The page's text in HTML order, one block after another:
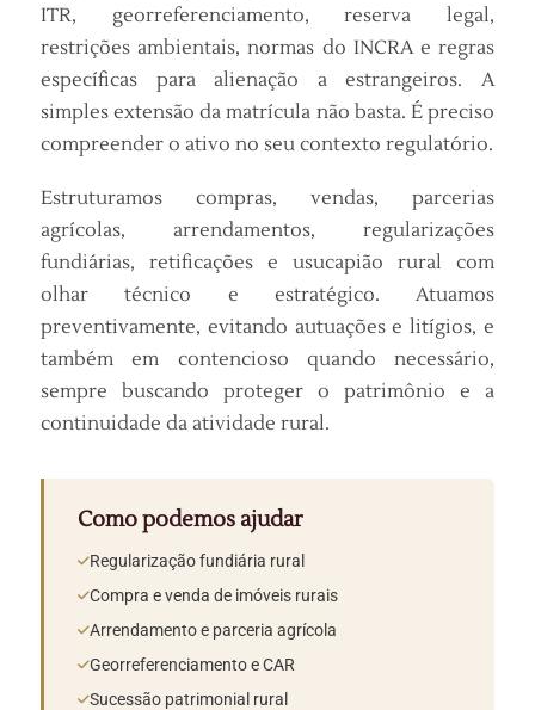
ITR, georreferenciamento, reserva legal,
restrições ambientais, normas do INCRA e regras
específicas para alienação a estrangeiros. A
simples extensão da matrícula não basta. É preciso
compreender o ativo no seu contexto regulatório.
Estruturamos compras, vendas, parcerias
agrícolas, arrendamentos, regularizações
fundiárias, retificações e usucapião rural com
olhar técnico e estratégico. Atuamos
preventivamente, evitando autuações e litígios, e
também em contencioso quando necessário,
sempre buscando proteger o patrimônio e a
continuidade da atividade rural.
Como podemos ajudar
Regularização fundiária rural
Compra e venda de imóveis rurais
Arrendamento e parceria agrícola
Georreferenciamento e CAR
Sucessão patrimonial rural